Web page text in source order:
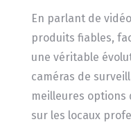
En parlant de
produits fiables,
une véritable
caméras de
meilleures
sur les locaux